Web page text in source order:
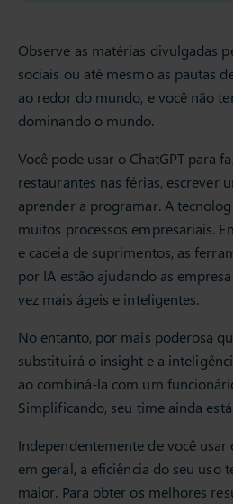
Observe as matérias divulgadas
sociais ou até mesmo as pautas
ao redor do mundo, e você não
dominando o mundo.
Você pode usar o ChatGPT para
restaurantes nas férias, escrever
aprender a programar. A
muitos processos empresariais.
e cadeia de suprimentos, as
por IA estão ajudando as
vez mais ágeis e inteligentes.
No entanto, por mais poderosa
substituirá o insight e a
ao combiná-la com um
Simplificando, seu time ainda
Independentemente de você usar
em geral, a eficiência do seu uso
maior. Para obter os melhores